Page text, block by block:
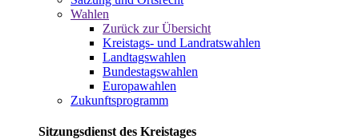
Wahlen
Zurück zur Übersicht
Kreistags- und Landratswahlen
Landtagswahlen
Bundestagswahlen
Europawahlen
Zukunftsprogramm
Sitzungsdienst des Kreistages